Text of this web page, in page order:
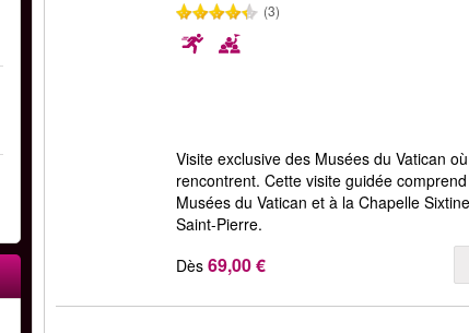
(3)
Visite exclusive des Musées du Vatican
rencontrent. Cette visite guidée
Musées du Vatican et à la Chapelle
Saint-Pierre.
Dès 69,00 €